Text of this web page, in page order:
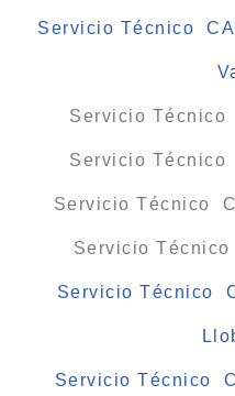
Servicio Técnico
Servicio
Servicio
Servicio Técnico
Servicio
Servicio Técnico
Servicio Técnico